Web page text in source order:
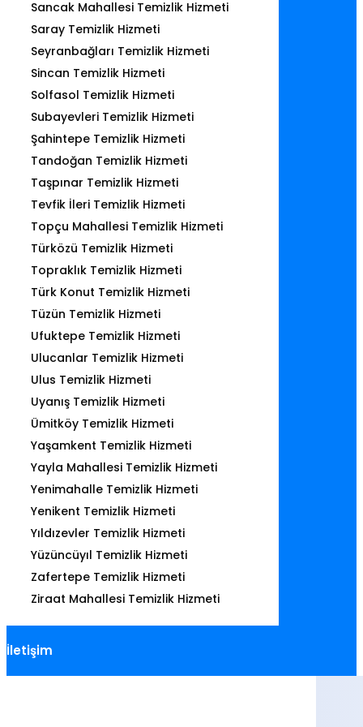
Sancak Mahallesi Temizlik Hizmeti
Saray Temizlik Hizmeti
Seyranbağları Temizlik Hizmeti
Sincan Temizlik Hizmeti
Solfasol Temizlik Hizmeti
Subayevleri Temizlik Hizmeti
Şahintepe Temizlik Hizmeti
Tandoğan Temizlik Hizmeti
Taşpınar Temizlik Hizmeti
Tevfik İleri Temizlik Hizmeti
Topçu Mahallesi Temizlik Hizmeti
Türközü Temizlik Hizmeti
Topraklık Temizlik Hizmeti
Türk Konut Temizlik Hizmeti
Tüzün Temizlik Hizmeti
Ufuktepe Temizlik Hizmeti
Ulucanlar Temizlik Hizmeti
Ulus Temizlik Hizmeti
Uyanış Temizlik Hizmeti
Ümitköy Temizlik Hizmeti
Yaşamkent Temizlik Hizmeti
Yayla Mahallesi Temizlik Hizmeti
Yenimahalle Temizlik Hizmeti
Yenikent Temizlik Hizmeti
Yıldızevler Temizlik Hizmeti
Yüzüncüyıl Temizlik Hizmeti
Zafertepe Temizlik Hizmeti
Ziraat Mahallesi Temizlik Hizmeti
İletişim